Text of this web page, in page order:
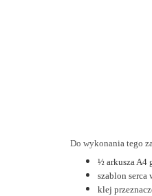
Do wykonania tego
½ arkusza A4
szablon serca
klej